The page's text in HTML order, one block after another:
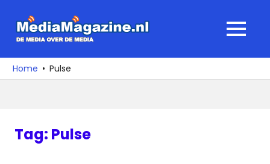
naar
media
over
MENU
Home Pulse
Tag: Pulse